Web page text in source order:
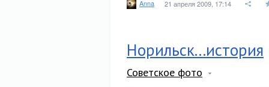
Anna 21 апреля 2009, 17:14
Норильск...история
Советское фото